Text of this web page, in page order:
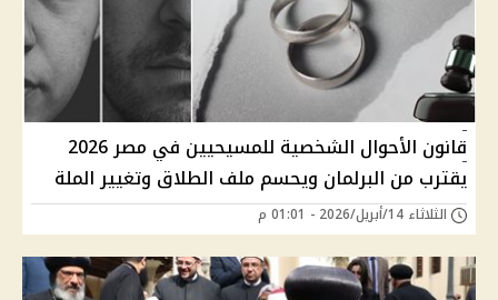
قانون الأحوال الشخصية للمسيحيين في مصر 2026
يقترب من البرلمان ويحسم ملف الطلاق وتغيير الملة
الثلاثاء 14/أبريل/2026 - 01:01 م